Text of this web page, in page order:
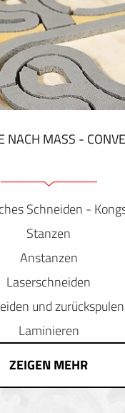
NACH MASS -
Schneiden -
Stanzen
Anstanzen
Laserschneiden
und zurückspulen
Laminieren
ZEIGEN MEHR